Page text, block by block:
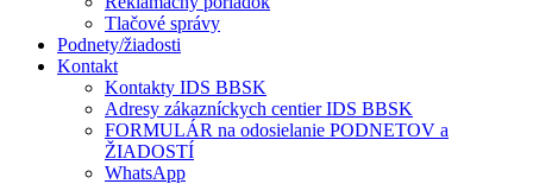
Tlačové správy
Podnety/žiadosti
Kontakt
Kontakty IDS BBSK
Adresy zákazníckych centier IDS BBSK
FORMULÁR na odosielanie PODNETOV a
ŽIADOSTÍ
WhatsApp